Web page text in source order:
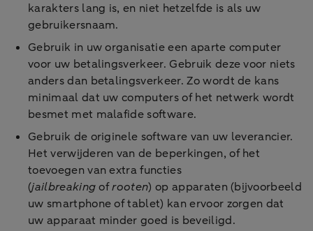
karakters lang is, en niet hetzelfde is als uw
gebruikersnaam.
Gebruik in uw organisatie een aparte computer
voor uw betalingsverkeer. Gebruik deze voor niets
anders dan betalingsverkeer. Zo wordt de kans
minimaal dat uw computers of het netwerk wordt
besmet met malafide software.
Gebruik de originele software van uw leverancier.
Het verwijderen van de beperkingen, of het
toevoegen van extra functies
(jailbreakingofrooten) op apparaten (bijvoorbeeld
uw smartphone of tablet) kan ervoor zorgen dat
uw apparaat minder goed is beveiligd.